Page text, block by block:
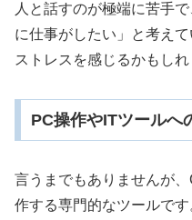
人と話すのが極端に苦手
に仕事がしたい」と考え
ストレスを感じるかもしれ
PC操作やITツールへ
言うまでもありませんが
作する専門的なツールで